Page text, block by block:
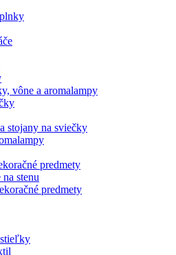
vône a aromalampy
stojany na sviečky
predmety
stenu
predmety